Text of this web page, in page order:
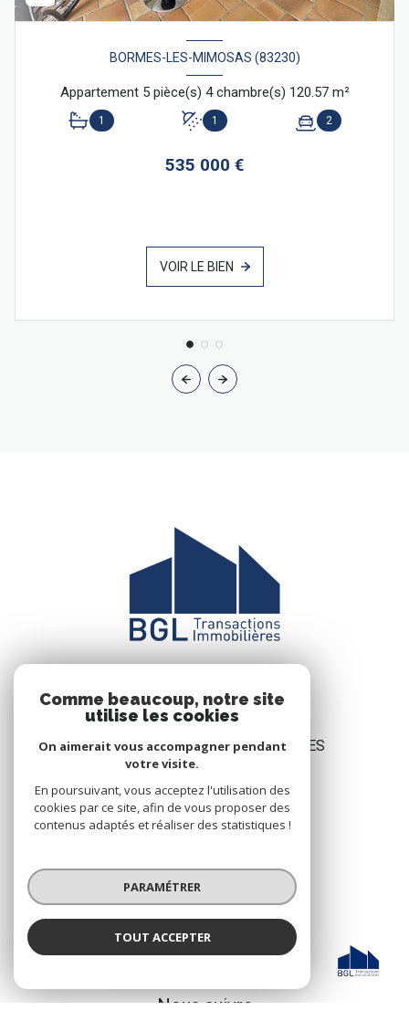
BGL Transactions Immobilières
BORMES-LES-MIMOSAS (83230)
Appartement 5 pièce(s) 4 chambre(s) 120.57 m²
1 1 2
535 000 €
VOIR LE BIEN
BGL TRANSACTIONS IMMOBILIÈRES
Résidence Le Grand Large,
bâtiment C
83980Le Lavandou
04 94 93 59 28
contact@bglimmo.com
Nous suivre
Comme beaucoup, notre site
utilise les cookies
On aimerait vous accompagner pendant
votre visite.
En poursuivant, vous acceptez l'utilisation des
cookies par ce site, afin de vous proposer des
contenus adaptés et réaliser des statistiques !
PARAMÉTRER
TOUT ACCEPTER